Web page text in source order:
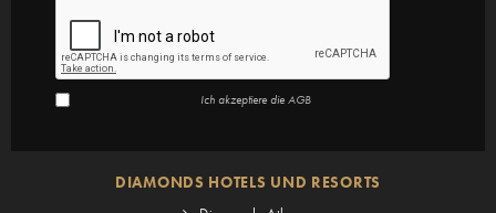
Ich akzeptiere die AGB
DIAMONDS HOTELS UND RESORTS